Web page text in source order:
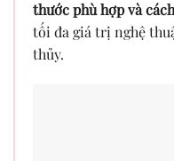
thước phù hợp và
tối đa giá trị nghệ
thủy.